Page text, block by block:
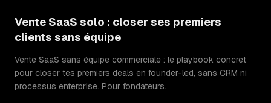
Vente SaaS solo : closer ses premiers
clients sans équipe
Vente SaaS sans équipe commerciale : le playbook concret
pour closer tes premiers deals en founder-led, sans CRM ni
processus enterprise. Pour fondateurs.